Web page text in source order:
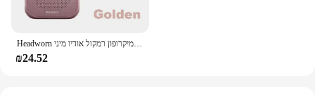
Headworn מיקרופון רמקול קול מגבר מקליט מיקרופון רמקול אודיו מיני Wired Mikrofon מייק קול סוללה ערכת אוזניות
₪24.52